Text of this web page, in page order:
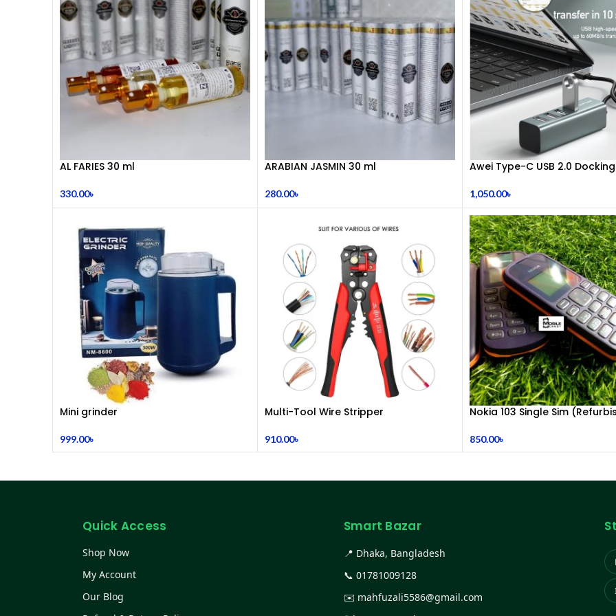
AL FARIES 30 ml
330.00৳
ARABIAN JASMIN 30 ml
280.00৳
Awei Type-C USB 2.0
1,050.00৳
Mini grinder
999.00৳
Multi-Tool Wire Stripper
910.00৳
Nokia 103 Single Sim
850.00৳
Quick Access
Shop Now
My Account
Our Blog
Smart Bazar
📍 Dhaka, Bangladesh
📞 01781009128
✉️ mahfuzali5586@gmail.com